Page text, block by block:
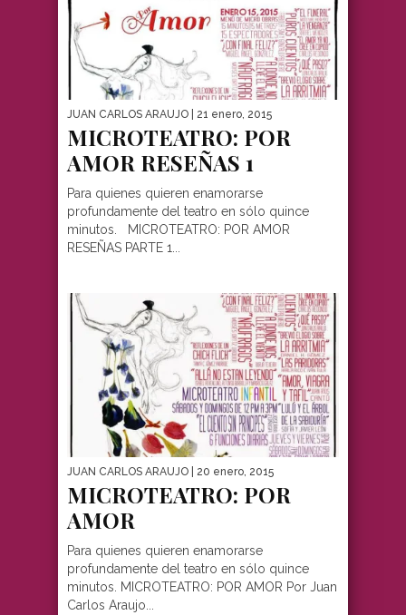
JUAN CARLOS ARAUJO | 21 enero, 2015
MICROTEATRO: POR
AMOR RESEÑAS 1
Para quienes quieren enamorarse
profundamente del teatro en sólo quince
minutos. MICROTEATRO: POR AMOR
RESEÑAS PARTE 1...
JUAN CARLOS ARAUJO | 20 enero, 2015
MICROTEATRO: POR
AMOR
Para quienes quieren enamorarse
profundamente del teatro en sólo quince
minutos. MICROTEATRO: POR AMOR Por Juan
Carlos Araujo...